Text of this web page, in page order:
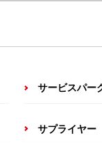
サービスパー
サプライヤー